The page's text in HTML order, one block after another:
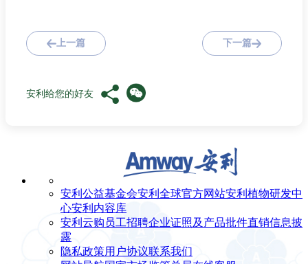
上一篇 下一篇
安利给您的好友
安利公益基金会安利全球官方网站安利植物研发中
心安利内容库
安利云购 员工招聘企业证照及产品批件直销信息披
露
隐私政策用户协议联系我们